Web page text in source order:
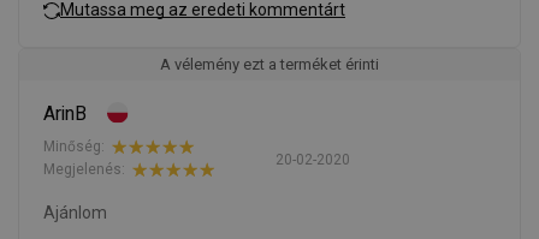
Mutassa meg az eredeti kommentárt
A vélemény ezt a terméket érinti
ArinB
20-02-2020
Minőség:
Megjelenés:
Ajánlom